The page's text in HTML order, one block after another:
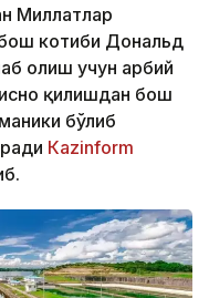
Миллатлар
котиби Дональд
олиш учун ҳарбий
қилишдан бош
бўлиб
Кazinform